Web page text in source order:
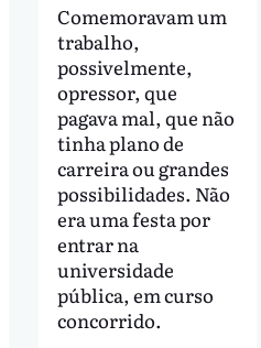
Comemoravam um
trabalho,
possivelmente,
opressor, que
pagava mal, que não
tinha plano de
carreira ou grandes
possibilidades. Não
era uma festa por
entrar na
universidade
pública, em curso
concorrido.